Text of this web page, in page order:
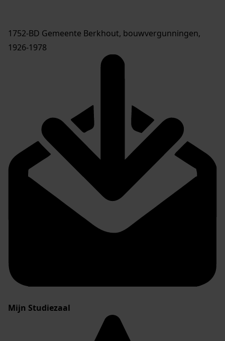
1752-BD Gemeente Berkhout, bouwvergunningen,
1926-1978
Mijn Studiezaal